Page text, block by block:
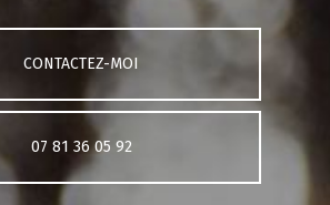
CONTACTEZ-MOI
07 81 36 05 92